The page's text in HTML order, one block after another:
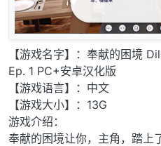
【游戏名字】：奉献的困境
Ep. 1 PC+安卓汉化版
【游戏语言】：中文
【游戏大小】：13G
游戏介绍：
奉献的困境让你，主角，踏上